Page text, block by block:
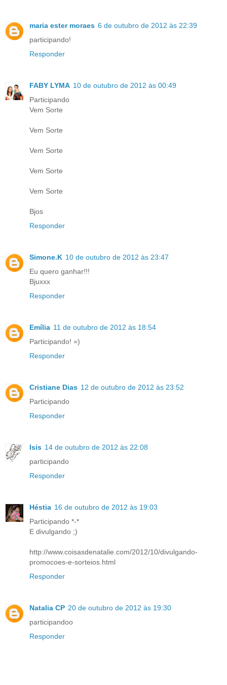
maria ester moraes 6 de outubro de 2012 às 22:39
participando!
Responder
FABY LYMA 10 de outubro de 2012 às 00:49
Participando
Vem Sorte
Vem Sorte
Vem Sorte
Vem Sorte
Vem Sorte
Bjos
Responder
Simone.K 10 de outubro de 2012 às 23:47
Eu quero ganhar!!!
Bjuxxx
Responder
Emília 11 de outubro de 2012 às 18:54
Participando! =)
Responder
Cristiane Dias 12 de outubro de 2012 às 23:52
Participando
Responder
Isis 14 de outubro de 2012 às 22:08
participando
Responder
Héstia 16 de outubro de 2012 às 19:03
Participando *-*
E divulgando ;)
http://www.coisasdenatalie.com/2012/10/divulgando-
promocoes-e-sorteios.html
Responder
Natalia CP 20 de outubro de 2012 às 19:30
participandoo
Responder